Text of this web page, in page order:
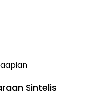
Sintelis